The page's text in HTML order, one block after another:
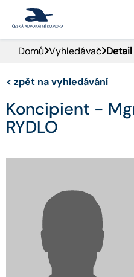
PORTÁL ČAK
DOMŮ
AKTUALITY
ADVOKÁTNÍ DENÍK
KONTAKT
Domů Vyhledávač
< zpět na vyhledávání
Koncipient -
RYDLO